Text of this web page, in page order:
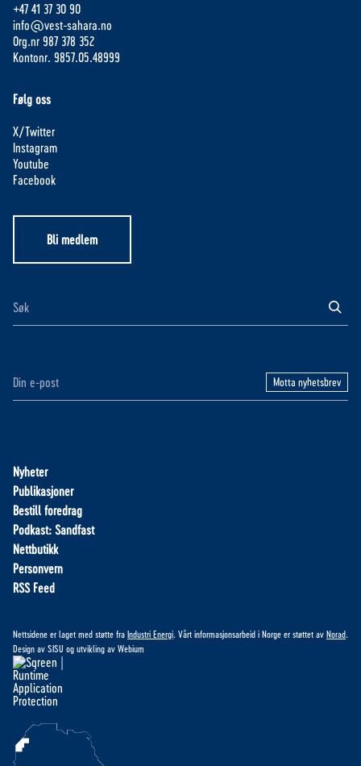
+47 41 37 30 90
info@vest-sahara.no
Org.nr 987 378 352
Kontonr. 9857.05.48999
Følg oss
X/Twitter
Instagram
Youtube
Facebook
Bli medlem
Motta nyhetsbrev
Nyheter
Publikasjoner
Bestill foredrag
Podkast: Sandfast
Nettbutikk
Personvern
RSS Feed
Nettsidene er laget med støtte fra Industri Energi. Vårt informasjonsarbeid i Norge er støttet av Norad.
Design av SISU og utvikling av Webium